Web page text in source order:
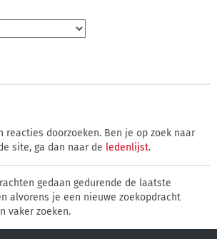
reacties doorzoeken. Ben je op zoek naar
site, ga dan naar de ledenlijst.
gedaan gedurende de laatste
alvorens je een nieuwe zoekopdracht
vaker zoeken.